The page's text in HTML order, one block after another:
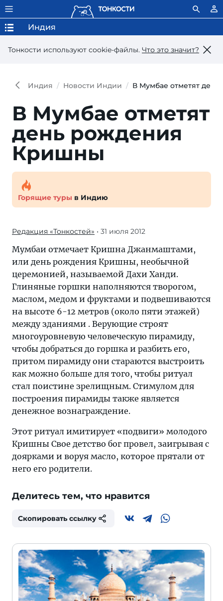
Тонкости используют сookie-файлы. Что это значит?
Индия
Индия Новости Индии В Мумбае отметят
В Мумбае отметят
день рождения
Кришны
Горящие туры в Индию
Редакция «Тонкостей» • 31 июля 2012
Мумбаи отмечает Кришна Джанмаштами,
или день рождения Кришны, необычной
церемонией, называемой Дахи Ханди.
Глиняные горшки наполняются творогом,
маслом, медом и фруктами и подвешиваются
на высоте 6-12 метров (около пяти этажей)
между зданиями . Верующие строят
многоуровневую человеческую пирамиду,
чтобы добраться до горшка и разбить его,
притом пирамиду они стараются выстроить
как можно больше для того, чтобы ритуал
стал поистине зрелищным. Стимулом для
построения пирамиды также является
денежное вознаграждение.
Этот ритуал имитирует «подвиги» молодого
Кришны Свое детство бог провел, заигрывая с
доярками и воруя масло, которое прятали от
него его родители.
Делитесь тем, что нравится
Скопировать ссылку